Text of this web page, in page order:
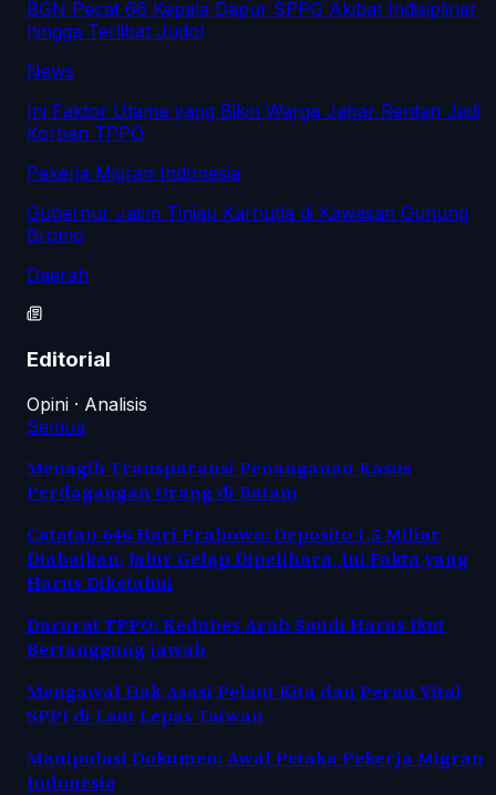
BGN Pecat 66 Kepala Dapur SPPG Akibat Indisipliner
hingga Terlibat Judol
News
Ini Faktor Utama yang Bikin Warga Jabar Rentan Jadi
Korban TPPO
Pekerja Migran Indonesia
Gubernur Jatim Tinjau Karhutla di Kawasan Gunung
Bromo
Daerah
Editorial
Opini · Analisis
Semua
Menagih Transparansi Penanganan Kasus
Perdagangan Orang di Batam
Catatan 646 Hari Prabowo: Deposito 1,5 Miliar
Diabaikan, Jalur Gelap Dipelihara, Ini Fakta yang
Harus Diketahui
Darurat TPPO: Kedubes Arab Saudi Harus Ikut
Bertanggung jawab
Mengawal Hak Asasi Pelaut Kita dan Peran Vital
SPPI di Laut Lepas Taiwan
Manipulasi Dokumen: Awal Petaka Pekerja Migran
Indonesia